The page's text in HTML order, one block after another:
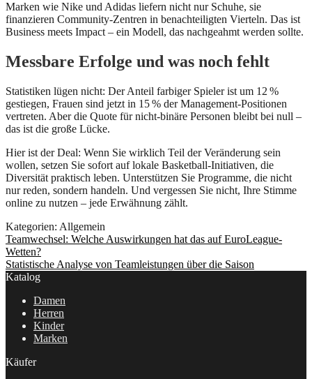
Marken wie Nike und Adidas liefern nicht nur Schuhe, sie
finanzieren Community‑Zentren in benachteiligten Vierteln. Das ist
Business meets Impact – ein Modell, das nachgeahmt werden sollte.
Messbare Erfolge und was noch fehlt
Statistiken lügen nicht: Der Anteil farbiger Spieler ist um 12 %
gestiegen, Frauen sind jetzt in 15 % der Management‑Positionen
vertreten. Aber die Quote für nicht‑binäre Personen bleibt bei null –
das ist die große Lücke.
Hier ist der Deal: Wenn Sie wirklich Teil der Veränderung sein
wollen, setzen Sie sofort auf lokale Basketball‑Initiativen, die
Diversität praktisch leben. Unterstützen Sie Programme, die nicht
nur reden, sondern handeln. Und vergessen Sie nicht, Ihre Stimme
online zu nutzen – jede Erwähnung zählt.
Kategorien: Allgemein
Beitragsnavigation
Vorheriger
Beitrag:
Teamwechsel: Welche Auswirkungen hat das auf EuroLeague-
Wetten?
Nächster
Beitrag:
Statistische Analyse von Teamleistungen über die Saison
Katalog
Damen
Herren
Kinder
Marken
Käufer